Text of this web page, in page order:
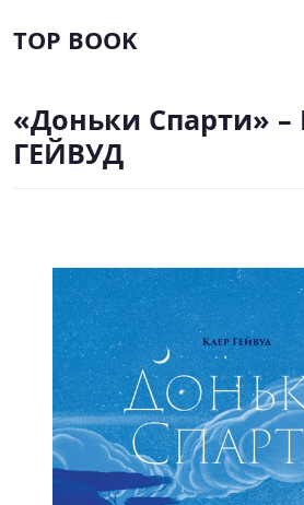
TOP BOOK
«Доньки Спарти» –
ГЕЙВУД